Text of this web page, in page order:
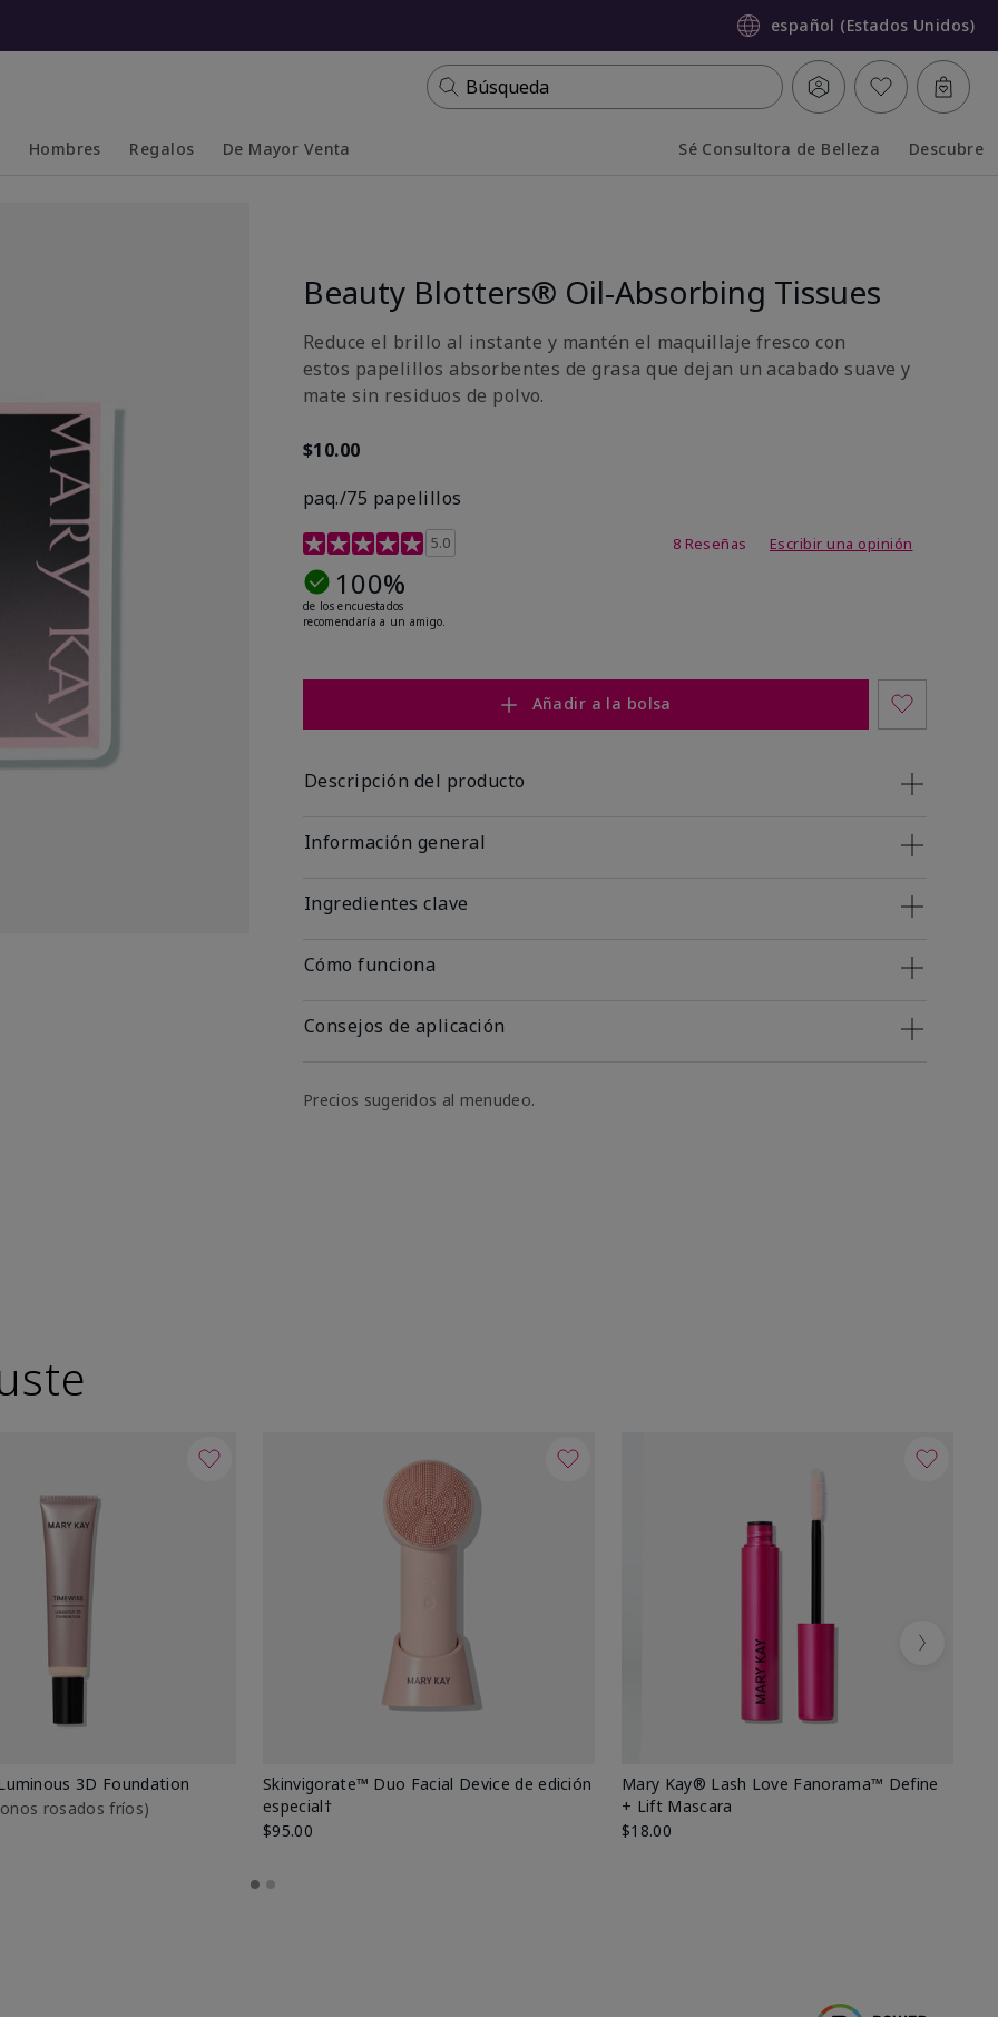
español (Estados Unidos)
Búsqueda
Hombres Regalos De Mayor Venta Sé Consultora de Belleza Descubre
Beauty Blotters® Oil-Absorbing Tissues
Reduce el brillo al instante y mantén el maquillaje fresco con
estos papelillos absorbentes de grasa que dejan un acabado suave y
mate sin residuos de polvo.
$10.00
paq./75 papelillos
Calificación de clientes de 5 de 5
5.0 8 Reseñas Escribir una opinión
100%
de los encuestados
recomendaría a un amigo.
Añadir a la bolsa
Descripción del producto
Información general
Ingredientes clave
Cómo funciona
Consejos de aplicación
Precios sugeridos al menudeo.
3D Foundation
rosados fríos)
Skinvigorate™ Duo Facial Device de edición
especial†
$95.00
Mary Kay® Lash Love Fanorama™ Define
+ Lift Mascara
$18.00
Next